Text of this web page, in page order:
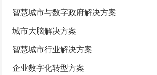
智慧城市与数字政府解决方案
城市大脑解决方案
智慧城市行业解决方案
企业数字化转型方案